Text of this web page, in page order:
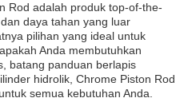
Rod adalah produk top-of-the-
daya tahan yang luar
pilihan yang ideal untuk
Anda membutuhkan
batang panduan berlapis
hidrolik, Chrome Piston Rod
semua kebutuhan Anda.